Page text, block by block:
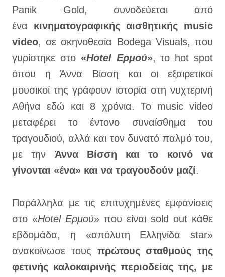
Panik Gold, συνοδεύεται από
ένα κινηματογραφικής αισθητικής music
video, σε σκηνοθεσία Bodega Visuals, που
γυρίστηκε στο «Hotel Ερμού», το hot spot
όπου η Άννα Βίσση και οι εξαιρετικοί
μουσικοί της γράφουν ιστορία στη νυχτερινή
Αθήνα εδώ και 8 χρόνια. Το music video
μεταφέρει το έντονο συναίσθημα του
τραγουδιού, αλλά και τον δυνατό παλμό του,
με την Άννα Βίσση και το κοινό να
γίνονται «ένα» και να τραγουδούν μαζί.
Παράλληλα με τις επιτυχημένες εμφανίσεις
στο «Hotel Ερμού» που είναι sold out κάθε
εβδομάδα, η «απόλυτη Ελληνίδα star»
ανακοίνωσε τους πρώτους σταθμούς της
φετινής καλοκαιρινής περιοδείας της, με